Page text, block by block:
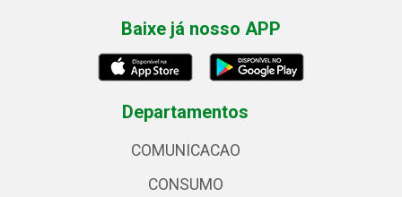
Baixe já nosso APP
Departamentos
COMUNICACAO
CONSUMO